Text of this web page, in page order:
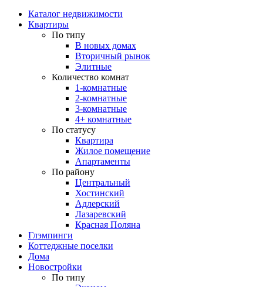
Каталог недвижимости
Квартиры
По типу
В новых домах
Вторичный рынок
Элитные
Количество комнат
1-комнатные
2-комнатные
3-комнатные
4+ комнатные
По статусу
Квартира
Жилое помещение
Апартаменты
По району
Центральный
Хостинский
Адлерский
Лазаревский
Красная Поляна
Глэмпинги
Коттеджные поселки
Дома
Новостройки
По типу